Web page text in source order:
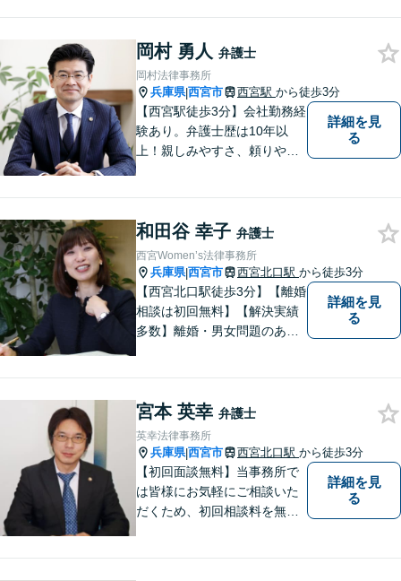
産分割・相続放棄）、交通事
故（保険会社との交渉）ご相
談ください【カード・Paypay
決済可】
岡村 勇人 弁護士
岡村法律事務所
兵庫県|西宮市 西宮駅 から徒歩3分
【西宮駅徒歩3分】会社勤務経
験あり。弁護士歴は10年以
上！親しみやすさ、頼りやす
面談無料】
詳細を見
る
和田谷 幸子 弁護士
西宮Women’s法律事務所
兵庫県|西宮市 西宮北口駅 から徒歩3分
【西宮北口駅徒歩3分】【離婚
相談は初回無料】【解決実績
多数】離婚・男女問題のあら
します。【土日祝日・夜間の
ご相談も対応可】【完全個室
／お子様同伴でも大丈夫で
す】
詳細を見
る
宮本 英幸 弁護士
英幸法律事務所
兵庫県|西宮市 西宮北口駅 から徒歩3分
【初回面談無料】当事務所で
は皆様にお気軽にご相談いた
だくため、初回相談料を無料
詳細を見
る